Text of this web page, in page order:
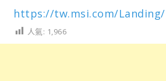
https://tw.msi.com/
人氣: 1,966